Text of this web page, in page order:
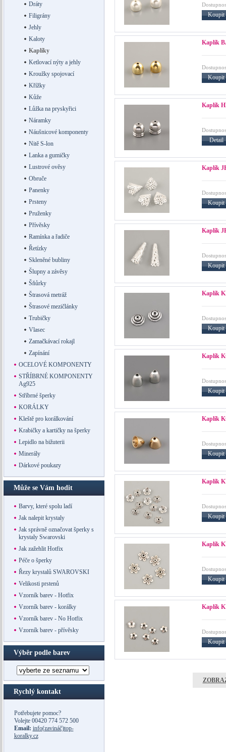
Dráty
Filigrány
Jehly
Kaloty
Kaplíky
Ketlovací nýty a jehly
Kroužky spojovací
Křížky
Kůže
Lůžka na pryskyřici
Náramky
Náušnicové komponenty
Nitě S-lon
Lanka a gumičky
Lustrové ověsy
Obruče
Panenky
Prsteny
Pruženky
Přívěsky
Ramínka a řadiče
Řetízky
Skleněné bubliny
Šlupny a závěsy
Šňůrky
Štrasová metráž
Štrasové mezičlánky
Trubičky
Vlasec
Zamačkávací rokajl
Zapínání
OCELOVÉ KOMPONENTY
STŘÍBRNÉ KOMPONENTY
Ag925
Stříbrné šperky
KORÁLKY
Kleště pro korálkování
Krabičky a kartičky na šperky
Lepidlo na bižuterii
Minerály
Dárkové poukazy
Může se Vám hodit
Barvy, které spolu ladí
Jak nalepit krystaly
Jak správně označovat šperky s
krystaly Swarovski
Jak zažehlit Hotfix
Péče o šperky
Řezy krystalů SWAROVSKI
Velikosti prstenů
Vzorník barev - Hotfix
Vzorník barev - korálky
Vzorník barev - No Hotfix
Vzorník barev - přívěsky
Výběr podle barev
Rychlý kontakt
Potřebujete pomoc?
Volejte 00420 774 572 500
Email: info(zavináč)top-
koralky.cz
Koupit
Kaplík
Koupit
Kaplík
Detail
Kaplík
Koupit
Kaplík
Koupit
Kaplík
Koupit
Kaplík
Koupit
Kaplík
Koupit
Kaplík
Koupit
Kaplík
Koupit
Kaplík
Koupit